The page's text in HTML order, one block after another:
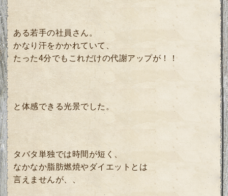
ある若手の社員さん。
かなり汗をかかれていて、
たった4分でもこれだけの代謝アップが！！
と体感できる光景でした。
タバタ単独では時間が短く、
なかなか脂肪燃焼やダイエットとは
言えませんが、、